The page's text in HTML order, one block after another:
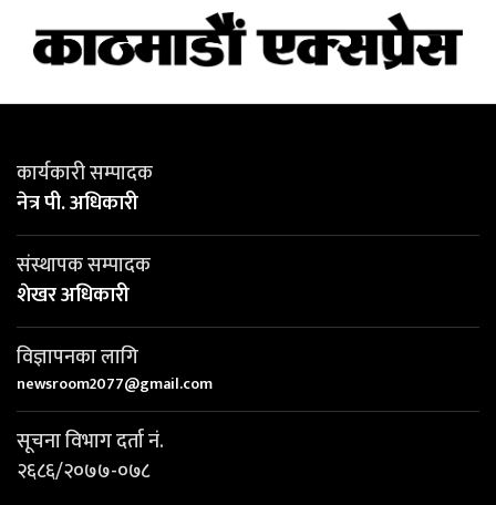
कार्यकारी सम्पादक
नेत्र पी. अधिकारी
संस्थापक सम्पादक
शेखर अधिकारी
विज्ञापनका लागि
newsroom2077@gmail.com
सूचना विभाग दर्ता नं.
२६८६/२०७७-०७८